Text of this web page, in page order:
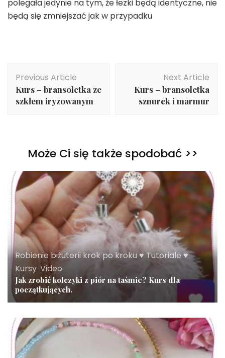
polegała jedynie na tym, że łezki będą identyczne, nie
będą się zmniejszać jak w przypadku
Navigation
Previous Article
Kurs – bransoletka ze
szkłem iryzowanym
Next Article
Kurs – bransoletka
sznurek i marmur
Może Ci się także spodobać >>
Robienie biżuterii krok po kroku ♥ Tutoriale ♥
Kursy, Video
Jak zrobić kolczyki z piór na taśmie? Kurs dla
początkujących.